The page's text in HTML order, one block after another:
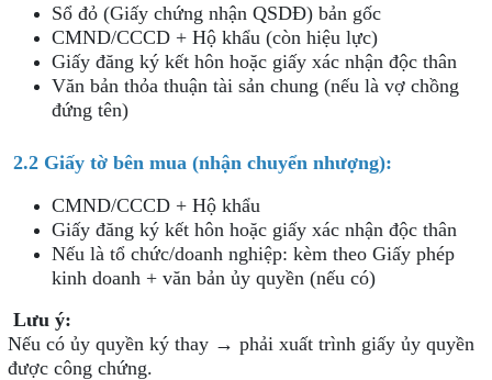
Sổ đỏ (Giấy chứng nhận QSDĐ) bản gốc
CMND/CCCD + Hộ khẩu (còn hiệu lực)
Giấy đăng ký kết hôn hoặc giấy xác nhận độc thân
Văn bản thỏa thuận tài sản chung (nếu là vợ chồng
đứng tên)
2.2 Giấy tờ bên mua (nhận chuyển nhượng):
CMND/CCCD + Hộ khẩu
Giấy đăng ký kết hôn hoặc giấy xác nhận độc thân
Nếu là tổ chức/doanh nghiệp: kèm theo Giấy phép
kinh doanh + văn bản ủy quyền (nếu có)
Lưu ý:
Nếu có ủy quyền ký thay → phải xuất trình giấy ủy quyền
được công chứng.